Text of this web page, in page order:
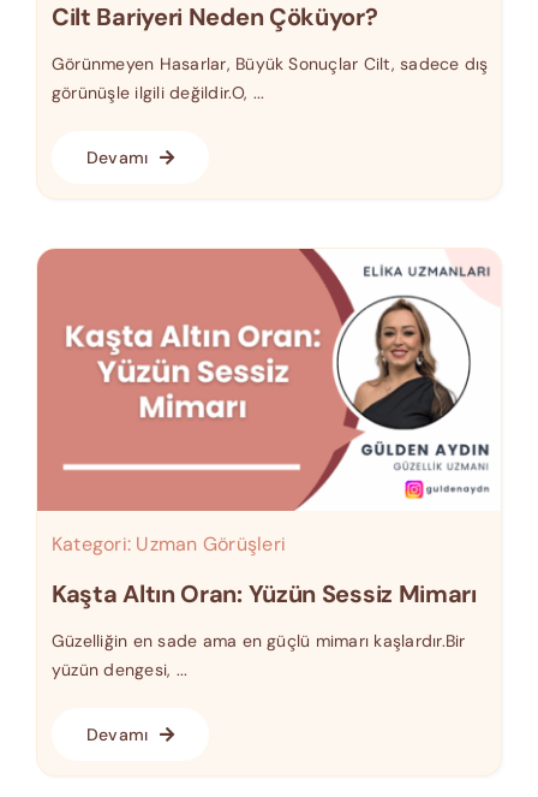
Cilt Bariyeri Neden Çöküyor?
Görünmeyen Hasarlar, Büyük Sonuçlar Cilt, sadece dış
görünüşle ilgili değildir.O, ...
Devamı
Kategori: Uzman Görüşleri
Kaşta Altın Oran: Yüzün Sessiz Mimarı
Güzelliğin en sade ama en güçlü mimarı kaşlardır.Bir
yüzün dengesi, ...
Devamı